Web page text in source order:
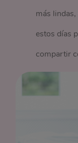
más
estos días
compartir